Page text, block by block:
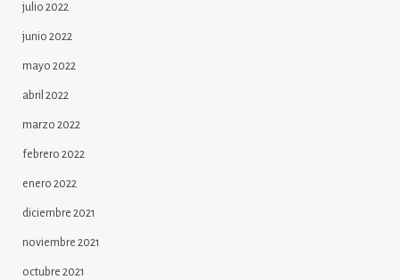
julio 2022
junio 2022
mayo 2022
abril 2022
marzo 2022
febrero 2022
enero 2022
diciembre 2021
noviembre 2021
octubre 2021